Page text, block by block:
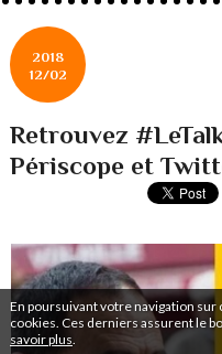
En poursuivant votre navigation
cookies. Ces derniers assurent le
savoir plus
2018
12/02
Retrouvez
Périscope et